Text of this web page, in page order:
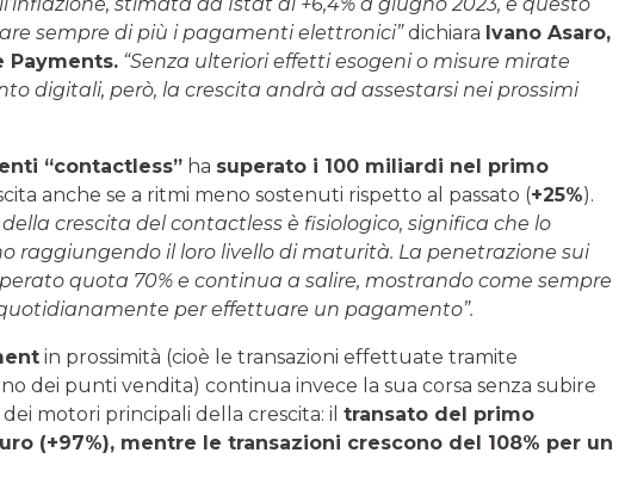
sempre di più i pagamenti elettronici”dichiara Ivano Asaro,
Payments. “Senza ulteriori effetti esogeni o misure mirate
digitali, però, la crescita andrà ad assestarsi nei prossimi
“contactless” ha superato i 100 miliardi nel primo
anche se a ritmi meno sostenuti rispetto al passato (+25%).
crescita del contactless è fisiologico, significa che lo
raggiungendo il loro livello di maturità. La penetrazione sui
quota 70% e continua a salire, mostrando come sempre
per effettuare un pagamento”.
in prossimità (cioè le transazioni effettuate tramite
dei punti vendita) continua invece la sua corsa senza subire
motori principali della crescita: il transato del primo
(+97%), mentre le transazioni crescono del 108% per un